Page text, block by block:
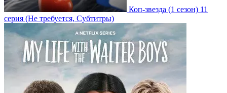
Коп-звезда (1 сезон) 11
серия (Не требуется, Субтитры)